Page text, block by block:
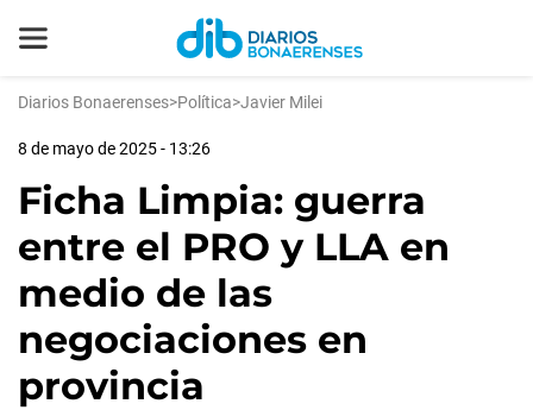
Diarios Bonaerenses>Política>Javier Milei
8 de mayo de 2025 - 13:26
Ficha Limpia: guerra
entre el PRO y LLA en
medio de las
negociaciones en
provincia